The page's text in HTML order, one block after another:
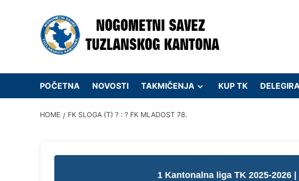
POČETNA NOVOSTI TAKMIČENJA KUP TK
HOME FK SLOGA (T) ? : ? FK MLADOST 78.
1 Kantonalna liga TK 2025-2026